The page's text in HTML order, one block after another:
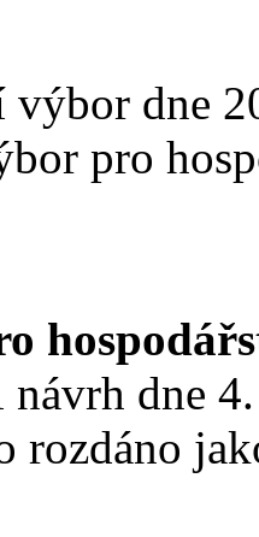
výbor dne
pro
návrh dne
rozdáno